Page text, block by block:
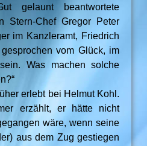
gelaunt beantwortete
Stern-Chef Gregor Peter
im Kanzleramt, Friedrich
vom Glück, im
Was machen solche
erlebt bei Helmut Kohl.
erzählt, er hätte nicht
wäre, wenn seine
aus dem Zug gestiegen